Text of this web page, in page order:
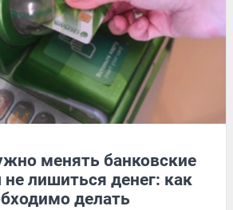
менять банковские
лишиться денег: как
делать